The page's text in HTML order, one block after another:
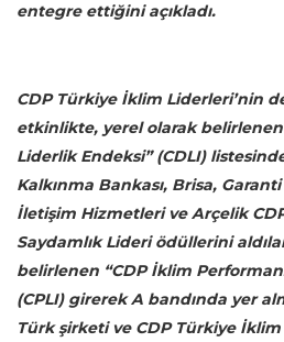
entegre ettiğini açıkladı.
CDP Türkiye İklim Liderleri’nin
etkinlikte, yerel olarak belirlenen
Liderlik Endeksi” (CDLI)
Kalkınma Bankası, Brisa,
İletişim Hizmetleri ve Arçelik
Saydamlık Lideri ödüllerini
belirlenen “CDP İklim
(CPLI) girerek A bandında yer
Türk şirketi ve CDP Türkiye